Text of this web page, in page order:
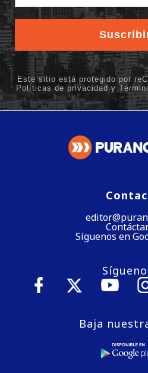
Síguenos en
Baja